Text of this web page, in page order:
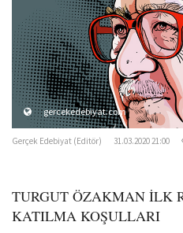
o
n
gercekedebiyat.com
Gerçek Edebiyat (Editör) 31.03.2020 21:00
TURGUT ÖZAKMAN İLK
KATILMA KOŞULLARI